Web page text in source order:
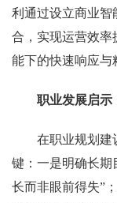
利通过设立商业智
合，实现运营效率
能下的快速响应与
职业发展启示
在职业规划建
键：一是明确长期
长而非眼前得失”